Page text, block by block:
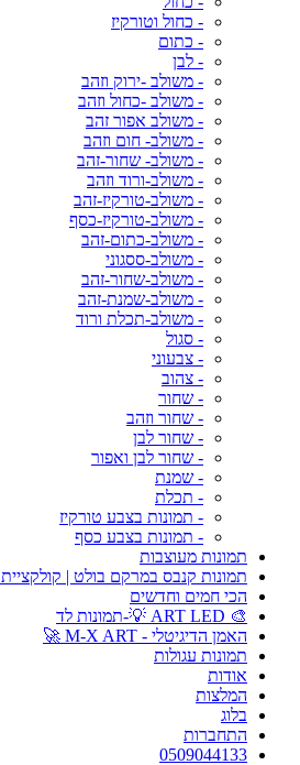
- כחול וטורקיז
- כתום
- לבן
- משולב -ירוק וזהב
- משולב -כחול וזהב
- משולב אפור זהב
- משולב- חום וזהב
- משולב- שחור-זהב
- משולב-ורוד וזהב
- משולב-טורקיז-זהב
- משולב-טורקיז-כסף
- משולב-כתום-זהב
- משולב-ססגוני
- משולב-שחור-זהב
- משולב-שמנת-זהב
- משולב-תכלת ורוד
- סגול
- צבעוני
- צהוב
- שחור
- שחור וזהב
- שחור לבן
- שחור לבן ואפור
- שמנת
- תכלת
- תמונות בצבע טורקיז
- תמונות בצבע כסף
תמונות מעוצבות
תמונות קנבס במרקם בולט | קולקציית Art Touch
הכי חמים וחדשים
🎨 ART LED 💡-תמונות לד
האמן הדיגיטלי - M-X ART 🚀
תמונות עגולות
אודות
המלצות
בלוג
התחברות
0509044133